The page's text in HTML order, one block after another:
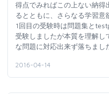
得点でみればこの上ない納得
るとともに、さらなる学習意
1回目の受験時は問題集と
受験しましたが本質を理解し
な問題に対応出来ず落ちまし
2016-04-14